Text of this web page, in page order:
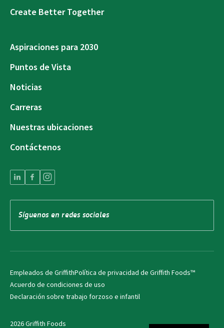
Create Better Together
Aspiraciones para 2030
Puntos de Vista
Noticias
Carreras
Nuestras ubicaciones
Contáctenos
Síguenos en redes sociales
2026 Griffith Foods
Empleados de GriffithPolítica de privacidad de Griffith Foods™
Acuerdo de condiciones de uso
Declaración sobre trabajo forzoso e infantil